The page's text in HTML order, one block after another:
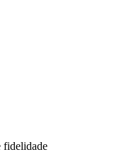
fidelidade